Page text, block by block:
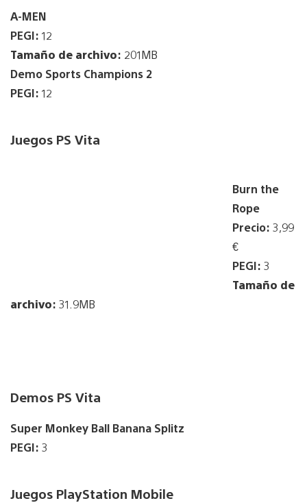
A-MEN
PEGI: 12
Tamaño de archivo: 201MB
Demo Sports Champions 2
PEGI: 12
Juegos PS Vita
Burn the
Rope
Precio: 3,99
€
PEGI: 3
Tamaño de
archivo: 31.9MB
Demos PS Vita
Super Monkey Ball Banana Splitz
PEGI: 3
Juegos PlayStation Mobile